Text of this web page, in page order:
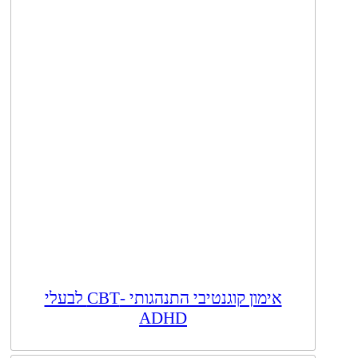
אימון קוגנטיבי התנהגותי -CBT לבעלי
ADHD